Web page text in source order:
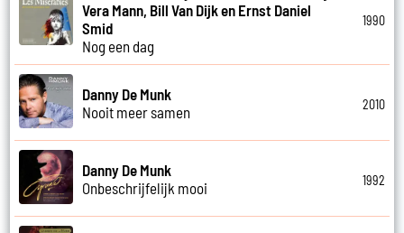
Vera Mann, Bill Van Dijk en Ernst Daniel
Smid
Nog een dag
1990
Danny De Munk
Nooit meer samen
2010
Danny De Munk
Onbeschrijfelijk mooi
1992